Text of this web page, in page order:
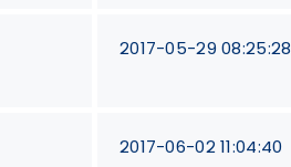
2017-05-29 08:25:28
2017-06-02 11:04:40